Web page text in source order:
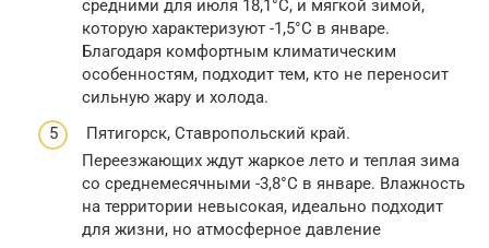
средними для июля 18,1°С, и мягкой зимой,
которую характеризуют -1,5°С в январе.
Благодаря комфортным климатическим
особенностям, подходит тем, кто не переносит
сильную жару и холода.
Пятигорск, Ставропольский край.
Переезжающих ждут жаркое лето и теплая зима
со среднемесячными -3,8°С в январе. Влажность
на территории невысокая, идеально подходит
для жизни, но атмосферное давление